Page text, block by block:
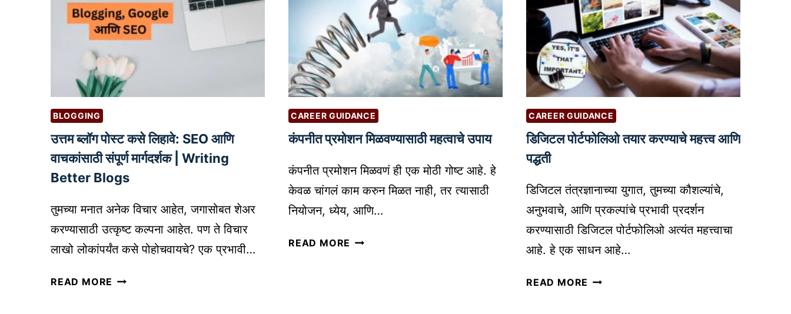
BLOGGING
उत्तम ब्लॉग पोस्ट कसे लिहावे: SEO आणि
वाचकांसाठी संपूर्ण मार्गदर्शक | Writing
Better Blogs
तुमच्या मनात अनेक विचार आहेत, जगासोबत शेअर
करण्यासाठी उत्कृष्ट कल्पना आहेत. पण ते विचार
लाखो लोकांपर्यंत कसे पोहोचवायचे? एक प्रभावी…
READ MORE उ
CAREER GUIDANCE
कंपनीत प्रमोशन मिळवण्यासाठी महत्वाचे उपाय
कंपनीत प्रमोशन मिळवणं ही एक मोठी गोष्ट आहे. हे
केवळ चांगलं काम करुन मिळत नाही, तर त्यासाठी
नियोजन, ध्येय, आणि…
READ MORE कं
CAREER GUIDANCE
डिजिटल पोर्टफोलिओ तयार करण्याचे महत्त्व आणि
पद्धती
डिजिटल तंत्रज्ञानाच्या युगात, तुमच्या कौशल्यांचे,
अनुभवाचे, आणि प्रकल्पांचे प्रभावी प्रदर्शन
करण्यासाठी डिजिटल पोर्टफोलिओ अत्यंत महत्त्वाचा
आहे. हे एक साधन आहे…
READ MORE डि